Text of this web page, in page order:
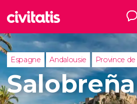
Espagne Andalousie Province
Salobreña